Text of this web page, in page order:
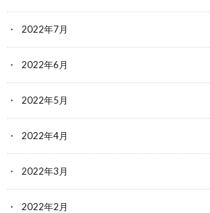
2022年7月
2022年6月
2022年5月
2022年4月
2022年3月
2022年2月